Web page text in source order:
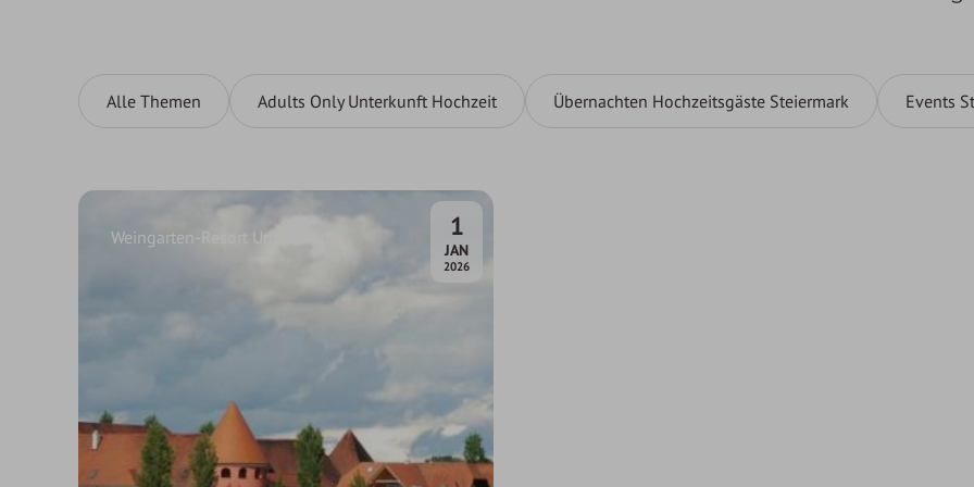
Alle Themen Adults Only Unterkunft Hochzeit Übernachten Hochzeitsgäste Steiermark Events
1
JAN.
2026
Weingarten-Resort Unterlamm